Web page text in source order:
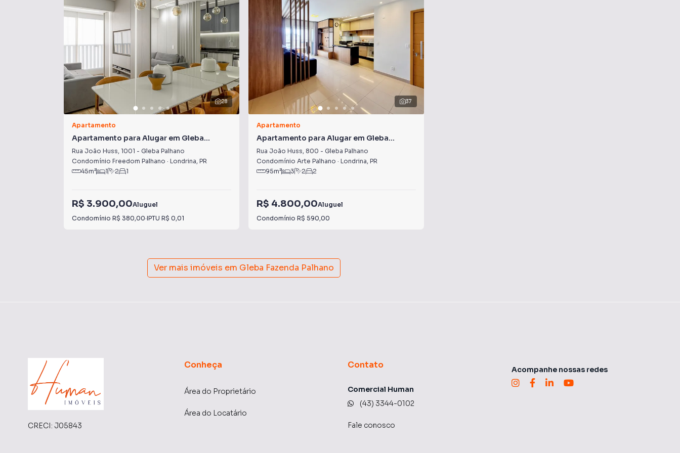
28
Apartamento
Apartamento para Alugar em Gleba
Palhano
Rua João Huss, 1001 - Gleba Palhano
Condomínio Freedom Palhano · Londrina, PR
45m² 1 2 1
R$ 3.900,00Aluguel
Condomínio R$ 380,00·IPTU R$ 0,01
37
Apartamento
Apartamento para Alugar em Gleba
Palhano
Rua João Huss, 800 - Gleba Palhano
Condomínio Arte Palhano · Londrina, PR
95m² 3 2 2
R$ 4.800,00Aluguel
Condomínio R$ 590,00
Ver mais imóveis em Gleba Fazenda Palhano
CRECI: J05843
Conheça
Área do Proprietário
Área do Locatário
Contato
Comercial Human
(43) 3344-0102
Fale conosco
Acompanhe nossas redes